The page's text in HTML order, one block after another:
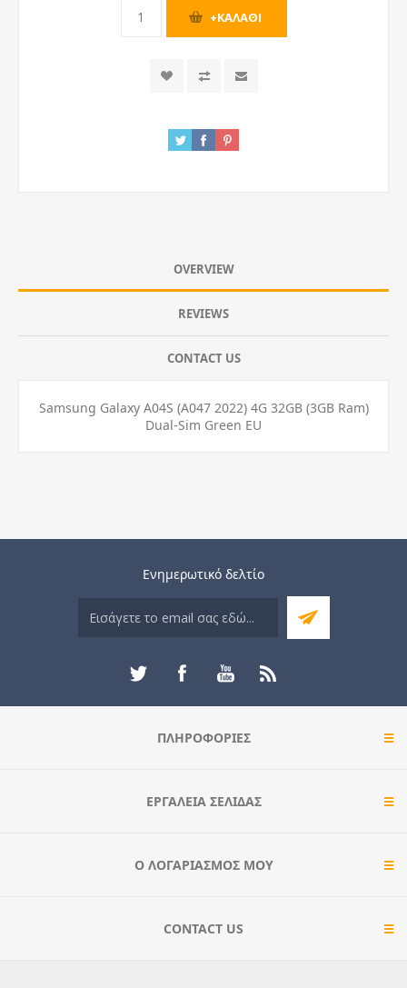
OVERVIEW
REVIEWS
CONTACT US
Samsung Galaxy A04S (A047 2022) 4G 32GB (3GB Ram)
Dual-Sim Green EU
Ενημερωτικό δελτίο
ΠΛΗΡΟΦΟΡΊΕΣ
ΕΡΓΑΛΕΊΑ ΣΕΛΊΔΑΣ
Ο ΛΟΓΑΡΙΑΣΜΌΣ ΜΟΥ
CONTACT US